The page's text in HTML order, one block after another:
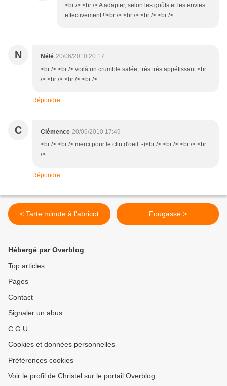
<br /> <br /> A adapter, selon les goûts et les envies
effectivement !!<br /> <br /> <br /> <br />
N Nélé 20/06/2010 20:17
<br /> <br /> voilà un crumble salée, très très appétissant.<br
/> <br /> <br /> <br />
Répondre
C Clémence 20/06/2010 17:49
<br /> <br /> merci pour le clin d'oeil :-)<br /> <br /> <br /> <br
/>
Répondre
< Tarte minute à l'abricot Fougasse >
Hébergé par Overblog
Top articles
Pages
Contact
Signaler un abus
C.G.U.
Cookies et données personnelles
Préférences cookies
Voir le profil de Christel sur le portail Overblog